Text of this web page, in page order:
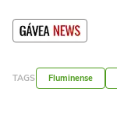
TAGS Fluminense